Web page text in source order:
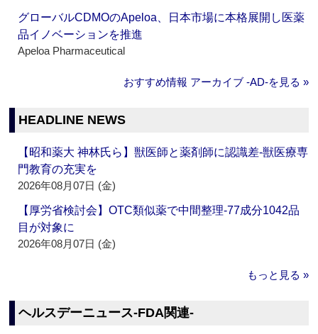
グローバルCDMOのApeloa、日本市場に本格展開し医薬
品イノベーションを推進
Apeloa Pharmaceutical
おすすめ情報 アーカイブ ‐AD‐を見る »
HEADLINE NEWS
【昭和薬大 神林氏ら】獣医師と薬剤師に認識差‐獣医療専
門教育の充実を
2026年08月07日 (金)
【厚労省検討会】OTC類似薬で中間整理‐77成分1042品
目が対象に
2026年08月07日 (金)
もっと見る »
ヘルスデーニュース‐FDA関連‐